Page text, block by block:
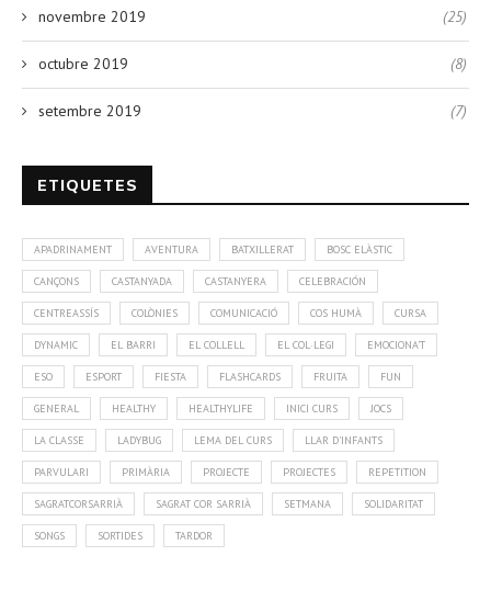
novembre 2019 (25)
octubre 2019 (8)
setembre 2019 (7)
ETIQUETES
APADRINAMENT AVENTURA BATXILLERAT BOSC ELÀSTIC
CANÇONS CASTANYADA CASTANYERA CELEBRACIÓN
CENTREASSÍS COLÒNIES COMUNICACIÓ COS HUMÀ CURSA
DYNAMIC EL BARRI EL COLLELL EL COL·LEGI EMOCIONA'T
ESO ESPORT FIESTA FLASHCARDS FRUITA FUN
GENERAL HEALTHY HEALTHYLIFE INICI CURS JOCS
LA CLASSE LADYBUG LEMA DEL CURS LLAR D'INFANTS
PARVULARI PRIMÀRIA PROJECTE PROJECTES REPETITION
SAGRATCORSARRIÀ SAGRAT COR SARRIÀ SETMANA SOLIDARITAT
SONGS SORTIDES TARDOR